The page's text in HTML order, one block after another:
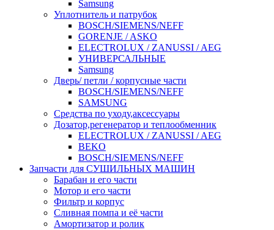
Samsung
Уплотнитель и патрубок
BOSCH/SIEMENS/NEFF
GORENJE / ASKO
ELECTROLUX / ZANUSSI / AEG
УНИВЕРСАЛЬНЫЕ
Samsung
Дверь/ петли / корпусные части
BOSCH/SIEMENS/NEFF
SAMSUNG
Средства по уходу,аксессуары
Дозатор,регенератор и теплообменник
ELECTROLUX / ZANUSSI / AEG
BEKO
BOSCH/SIEMENS/NEFF
Запчасти для СУШИЛЬНЫХ МАШИН
Барабан и его части
Мотор и его части
Фильтр и корпус
Сливная помпа и её части
Амортизатор и ролик